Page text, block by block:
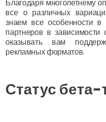
Благодаря многолетнему
все о различных
знаем все особенности
партнеров в зависимости
оказывать вам
рекламных форматов.
Статус